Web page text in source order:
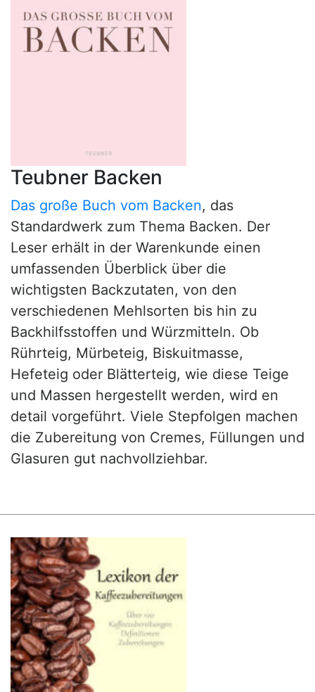
Teubner Backen
Das große Buch vom Backen, das
Standardwerk zum Thema Backen. Der
Leser erhält in der Warenkunde einen
umfassenden Überblick über die
wichtigsten Backzutaten, von den
verschiedenen Mehlsorten bis hin zu
Backhilfsstoffen und Würzmitteln. Ob
Rührteig, Mürbeteig, Biskuitmasse,
Hefeteig oder Blätterteig, wie diese Teige
und Massen hergestellt werden, wird en
detail vorgeführt. Viele Stepfolgen machen
die Zubereitung von Cremes, Füllungen und
Glasuren gut nachvollziehbar.